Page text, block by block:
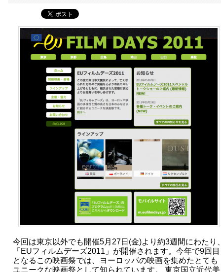
今回は東京以外でも開催5月27日(金)より約3週間にわたり
「EUフィルムデーズ2011」が開催されます。今年で9回目
となるこの映画祭では、ヨーロッパの映画を集めたとても
ユニークな映画祭として知られています。 東京国立近代美